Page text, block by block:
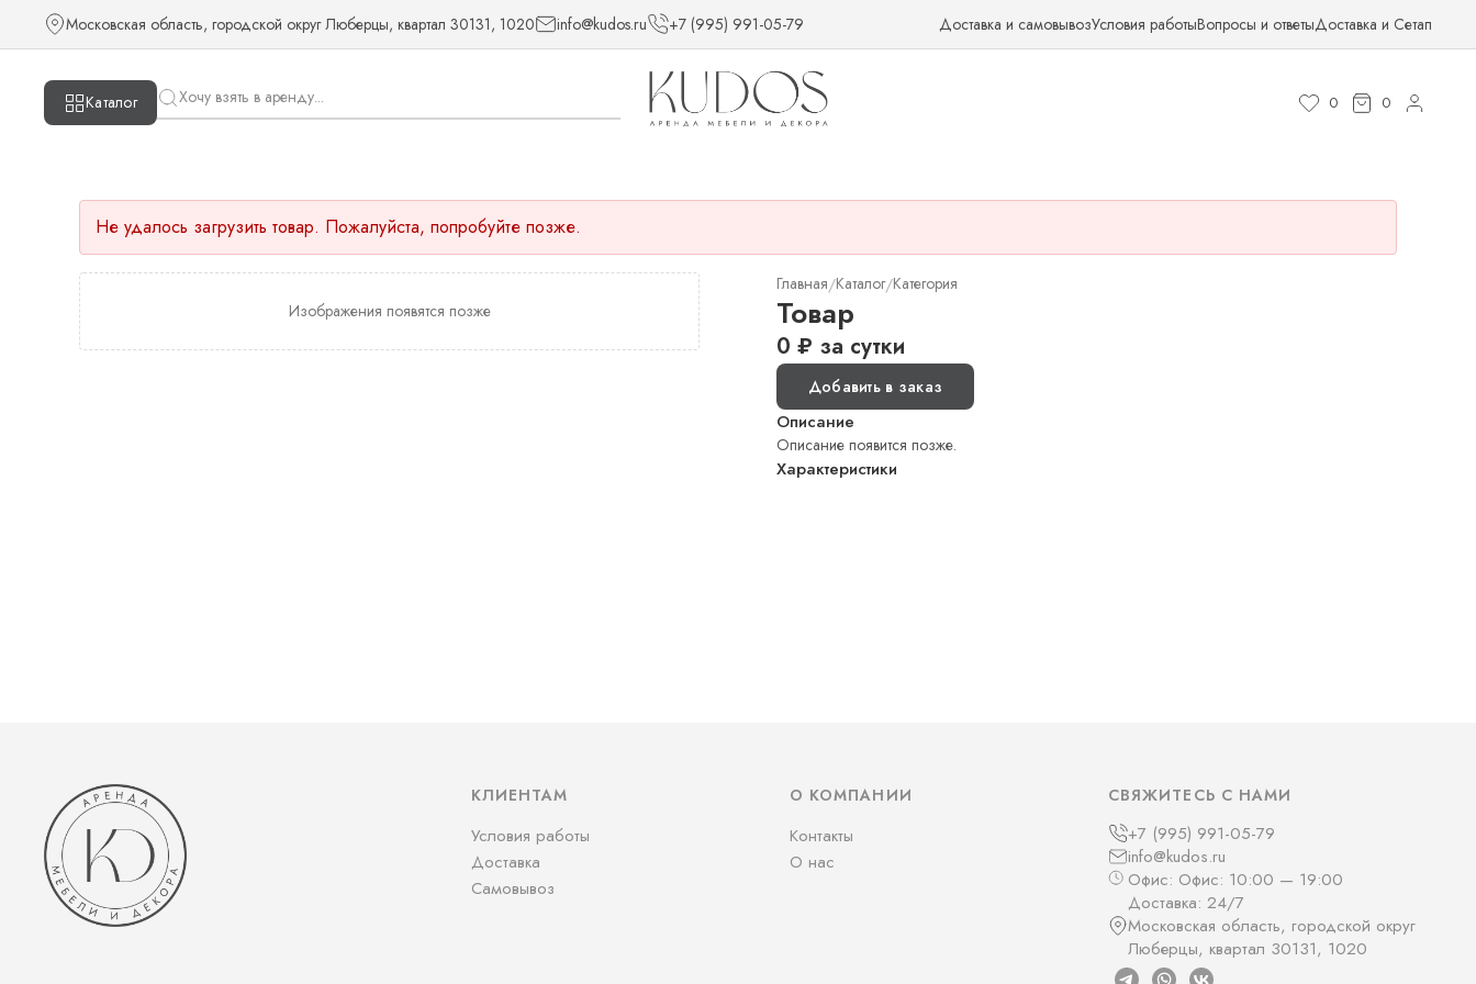
Московская область, городской округ Люберцы, квартал 30131, 1020 info@kudos.ru +7 (995) 991-05-79 Доставка и самовывозУсловия работыВопросы и ответыДоставка и Сетап
Каталог 0 0
Не удалось загрузить товар. Пожалуйста, попробуйте позже.
Изображения появятся позже
Главная/Каталог/Категория
Товар
0 ₽ за сутки
Добавить в заказ
Описание
Описание появится позже.
Характеристики
КЛИЕНТАМ
Условия работы
Доставка
Самовывоз
О КОМПАНИИ
Контакты
О нас
СВЯЖИТЕСЬ С НАМИ
+7 (995) 991-05-79
info@kudos.ru
Офис: Офис: 10:00 — 19:00
Доставка: 24/7
Московская область, городской округ
Люберцы, квартал 30131, 1020